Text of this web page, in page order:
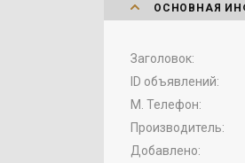
ОСНОВНАЯ
Заголовок
ID объявлений
М. Телефон
Производитель
Добавлено